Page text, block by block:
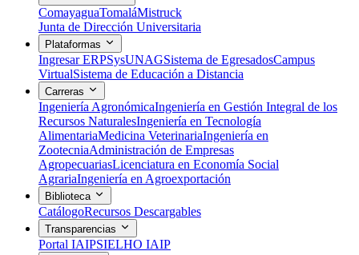
ComayaguaTomaláMistruck
Junta de Dirección Universitaria
Plataformas
Ingresar ERPSysUNAGSistema de EgresadosCampus
VirtualSistema de Educación a Distancia
Carreras
Ingeniería AgronómicaIngeniería en Gestión Integral de los
Recursos NaturalesIngeniería en Tecnología
AlimentariaMedicina VeterinariaIngeniería en
ZootecniaAdministración de Empresas
AgropecuariasLicenciatura en Economía Social
AgrariaIngeniería en Agroexportación
Biblioteca
CatálogoRecursos Descargables
Transparencias
Portal IAIPSIELHO IAIP